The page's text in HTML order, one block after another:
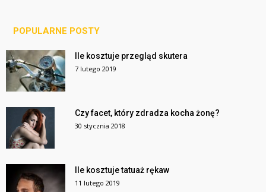
POPULARNE POSTY
Ile kosztuje przegląd skutera
7 lutego 2019
Czy facet, który zdradza kocha żonę?
30 stycznia 2018
Ile kosztuje tatuaż rękaw
11 lutego 2019